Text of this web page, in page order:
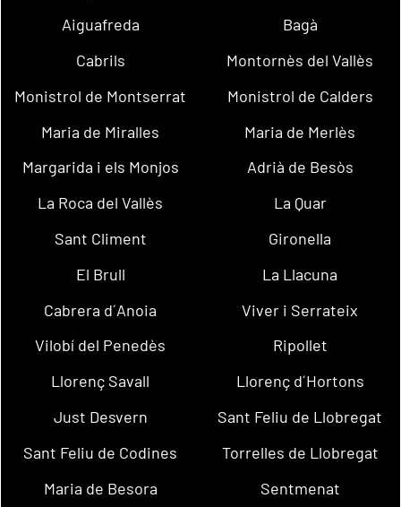
Aiguafreda
Bagà
Cabrils
Montornès del Vallès
Monistrol de Montserrat
Monistrol de Calders
Maria de Miralles
Maria de Merlès
Margarida i els Monjos
Adrià de Besòs
La Roca del Vallès
La Quar
Sant Climent
Gironella
El Brull
La Llacuna
Cabrera d´Anoia
Viver i Serrateix
Vilobí del Penedès
Ripollet
Llorenç Savall
Llorenç d´Hortons
Just Desvern
Sant Feliu de Llobregat
Sant Feliu de Codines
Torrelles de Llobregat
Maria de Besora
Sentmenat